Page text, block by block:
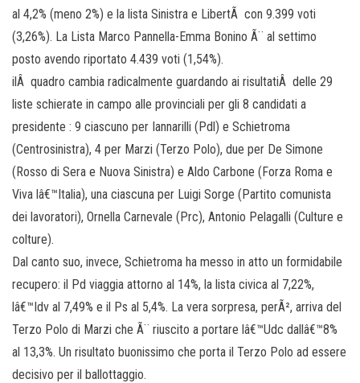
al 4,2% (meno 2%) e la lista Sinistra e LibertÃ con 9.399 voti
(3,26%). La Lista Marco Pannella-Emma Bonino Ã¨ al settimo
posto avendo riportato 4.439 voti (1,54%).
ilÂ quadro cambia radicalmente guardando ai risultatiÂ delle 29
liste schierate in campo alle provinciali per gli 8 candidati a
presidente : 9 ciascuno per Iannarilli (Pdl) e Schietroma
(Centrosinistra), 4 per Marzi (Terzo Polo), due per De Simone
(Rosso di Sera e Nuova Sinistra) e Aldo Carbone (Forza Roma e
Viva lâ€™Italia), una ciascuna per Luigi Sorge (Partito comunista
dei lavoratori), Ornella Carnevale (Prc), Antonio Pelagalli (Culture e
colture).
Dal canto suo, invece, Schietroma ha messo in atto un formidabile
recupero: il Pd viaggia attorno al 14%, la lista civica al 7,22%,
lâ€™Idv al 7,49% e il Ps al 5,4%. La vera sorpresa, perÃ², arriva del
Terzo Polo di Marzi che Ã¨ riuscito a portare lâ€™Udc dallâ€™8%
al 13,3%. Un risultato buonissimo che porta il Terzo Polo ad essere
decisivo per il ballottaggio.